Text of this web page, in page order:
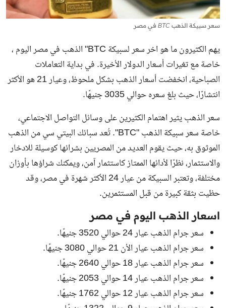
سعر سبيكة الذهب BTC في مصر
يهم الكثيرون ما هو اخر سعر لسبيكة BTC" الذهب في مصر اليوم ،
خاصة مع تغيرات أسعار الدولار الأخيرة. في بداية التعاملات
الصباحية، انخفضت أسعار الذهب بشكل ملحوظ، وعيار 21 هو الأكثر
انتشارًا، حيث بلغ سعره حوالي 3035 جنيهًا.
سعر الذهبيثير اهتمام الكثيرين على وسائل التواصل الاجتماعي،
خاصة سعر سبيكة الذهب "BTC". تُعد سبائك البيتي سي من الذهب
الموثوق به، حيث يقوم العديد من المصريين بشرائها كوسيلة للادخار
والاستثمار، نظرًا لأدائها الممتاز كاستثمار آمن، ويمكنك شراؤها بأوزان
مختلفة، وتعتبر السبيكة من عيار 24 الأكثر شهرة في مصر، وقد
حظيت بثقة كبيرة من قبل المستثمرين.
اسعار الذهب اليوم في مصر
سعر جرام الذهب عيار 24 حوالي 3520 جنيهًا.
سعر جرام الذهب عيار الأن 21 حوالي 3080 جنيهًا.
سعر جرام الذهب عيار 18 حوالي 2640 جنيهًا.
سعر جرام الذهب عيار 14 حوالي 2053 جنيهًا.
سعر جرام الذهب عيار 12 حوالي 1762 جنيهًا.